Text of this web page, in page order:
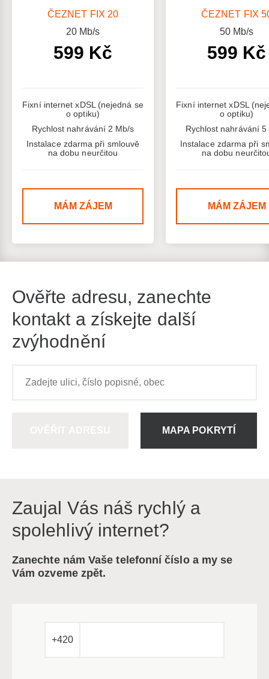
ČEZNET FIX 20
20Mb/s
599 Kč
Fixní internet xDSL (nejedná se
o optiku)
Rychlost nahrávání 2 Mb/s
Instalace zdarma při smlouvě
na dobu neurčitou
MÁM ZÁJEM
ČEZNET FIX
50Mb/s
599 Kč
Fixní internet xDSL
o optiku)
Rychlost nahrávání 5
Instalace zdarma při
na dobu
MÁM ZÁJEM
Ověřte adresu, zanechte
kontakt a získejte další
zvýhodnění
MAPA POKRYTÍ
Zaujal Vás náš rychlý a
spolehlivý internet?
Zanechte nám Vaše telefonní číslo a my se
Vám ozveme zpět.
+420